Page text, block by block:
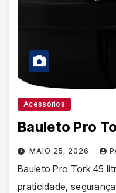
Acessórios
Bauleto Pro
MAIO 25, 2026
Bauleto Pro Tork 45
praticidade,